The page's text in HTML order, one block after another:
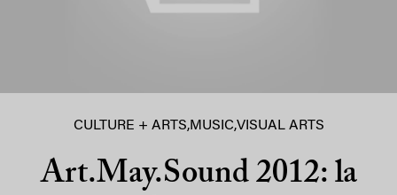
CULTURE + ARTS,MUSIC,VISUAL ARTS
Art.May.Sound 2012: la